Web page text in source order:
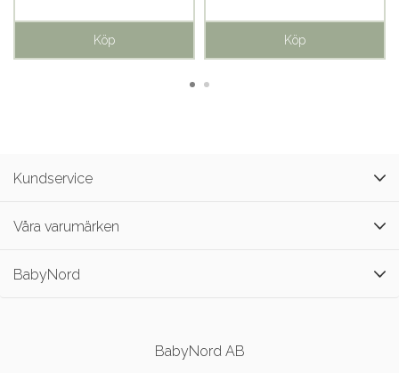
Köp Köp
Kundservice
Våra varumärken
BabyNord
BabyNord AB